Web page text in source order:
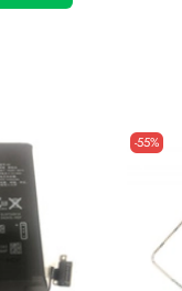
-55%